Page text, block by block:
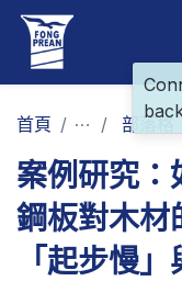
OEM/ODM
產品
應用
首頁 最新消息部落格
案例研究
鋼板對木材
「起步慢